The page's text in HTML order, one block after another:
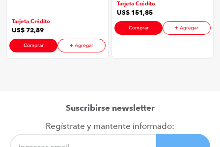
Cromado
Tarjeta Crédito
US$72,89
Comprar + Agregar
Tarjeta Crédito
US$ 151,85
Comprar + Agregar
Suscribirse newsletter
Regístrate y mantente informado: